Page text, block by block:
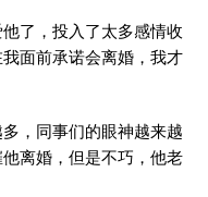
了，投入了太多感情收
面前承诺会离婚，我才
，同事们的眼神越来越
离婚，但是不巧，他老